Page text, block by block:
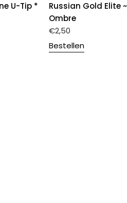
U-Tip *
Russian Gold Elite
Ombre
€2,50
Bestellen